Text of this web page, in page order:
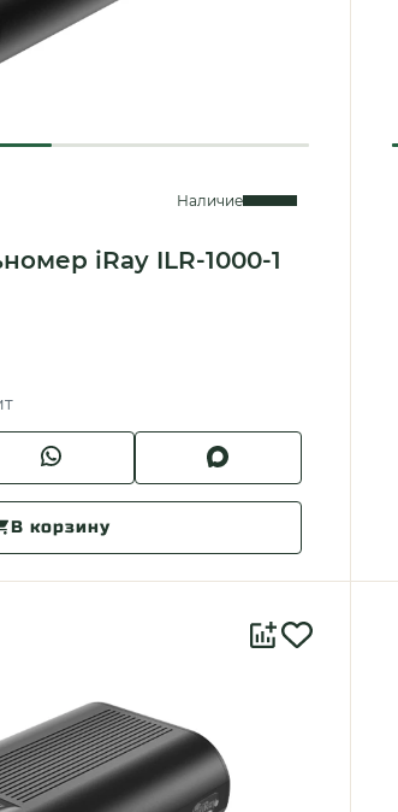
Наличие
iRay ILR-1000-1
В корзину